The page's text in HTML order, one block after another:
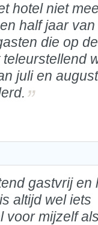
hotel niet
half jaar
die op
juli en
gastvrij en
altijd wel iets
voor mijzelf